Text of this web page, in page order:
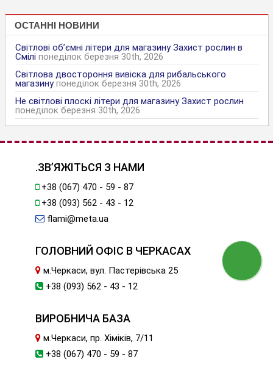
ОСТАННІ НОВИНИ
Світлові об’ємні літери для магазину Захист рослин в
Смілі понеділок березня 30th, 2026
Світлова двостороння вивіска для рибальського
магазину понеділок березня 30th, 2026
Не світлові плоскі літери для магазину Захист рослин
понеділок березня 30th, 2026
.ЗВ’ЯЖІТЬСЯ З НАМИ
+38 (067) 470 - 59 - 87
+38 (093) 562 - 43 - 12
flami@meta.ua
ГОЛОВНИЙ ОФІС В ЧЕРКАСАХ
м.Черкаси, вул. Пастерівська 25
+38 (093) 562 - 43 - 12
ВИРОБНИЧА БАЗА
м.Черкаси, пр. Хіміків, 7/11
+38 (067) 470 - 59 - 87